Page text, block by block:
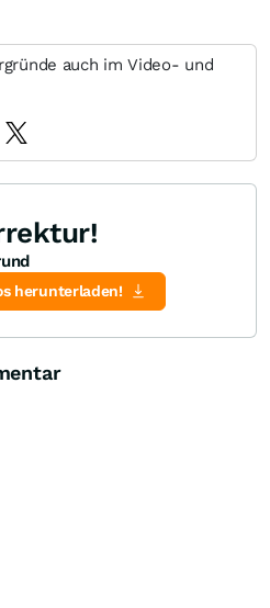
auch im Video- und
herunterladen!